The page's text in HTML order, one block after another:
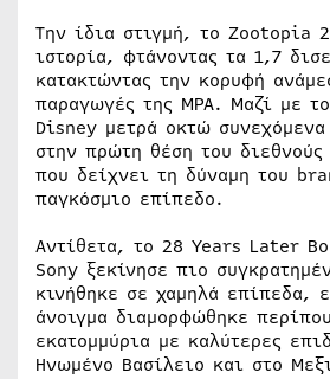
Την ίδια στιγμή, το Zootopia
ιστορία, φτάνοντας τα 1,7
κατακτώντας την κορυφή
παραγωγές της MPA. Μαζί με
Disney μετρά οκτώ συνεχόμενα
στην πρώτη θέση του
που δείχνει τη δύναμη του
παγκόσμιο επίπεδο.
Αντίθετα, το 28 Years Later
Sony ξεκίνησε πιο
κινήθηκε σε χαμηλά επίπεδα,
άνοιγμα διαμορφώθηκε
εκατομμύρια με καλύτερες
Ηνωμένο Βασίλειο και στο